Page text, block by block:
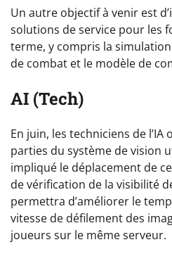
Un autre objectif à venir est
solutions de service pour les
terme, y compris la
de combat et le modèle de
AI (Tech)
En juin, les techniciens de
parties du système de vision
impliqué le déplacement de
de vérification de la visibilité
permettra d’améliorer le
vitesse de défilement des
joueurs sur le même serveur.